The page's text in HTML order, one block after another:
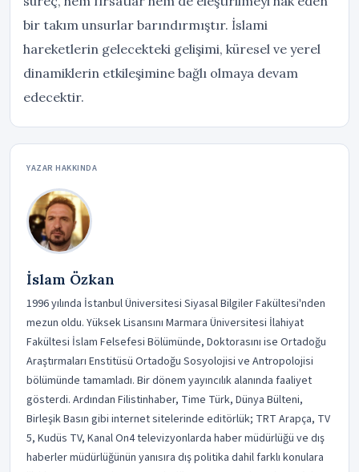
bir takım unsurlar barındırmıştır. İslami
hareketlerin gelecekteki gelişimi, küresel ve yerel
dinamiklerin etkileşimine bağlı olmaya devam
edecektir.
YAZAR HAKKINDA
İslam Özkan
1996 yılında İstanbul Üniversitesi Siyasal Bilgiler Fakültesi'nden
mezun oldu. Yüksek Lisansını Marmara Üniversitesi İlahiyat
Fakültesi İslam Felsefesi Bölümünde, Doktorasını ise Ortadoğu
Araştırmaları Enstitüsü Ortadoğu Sosyolojisi ve Antropolojisi
bölümünde tamamladı. Bir dönem yayıncılık alanında faaliyet
gösterdi. Ardından Filistinhaber, Time Türk, Dünya Bülteni,
Birleşik Basın gibi internet sitelerinde editörlük; TRT Arapça, TV
5, Kudüs TV, Kanal On4 televizyonlarda haber müdürlüğü ve dış
haberler müdürlüğünün yanısıra dış politika dahil farklı konulara